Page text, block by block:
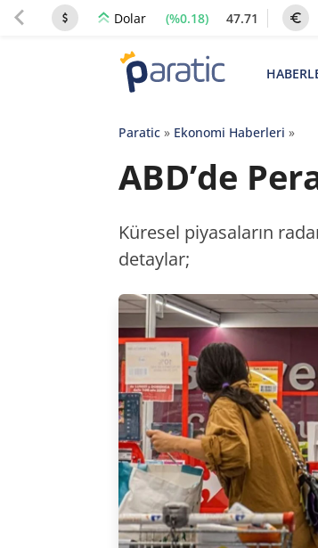
Dolar (%0.18) 47.71
Paratic» Ekonomi Haberleri »
ABD’de
Küresel piyasaların
detaylar;